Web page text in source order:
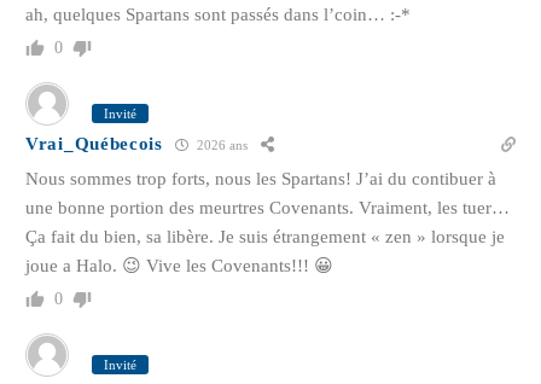
ah, quelques Spartans sont passés dans l’coin… :-*
0
Invité
Vrai_Québecois 2026 ans
Nous sommes trop forts, nous les Spartans! J’ai du contibuer à
une bonne portion des meurtres Covenants. Vraiment, les tuer…
Ça fait du bien, sa libère. Je suis étrangement « zen » lorsque je
joue a Halo. 😉 Vive les Covenants!!! 😀
0
Invité